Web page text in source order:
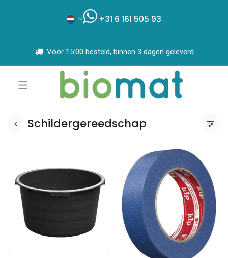
+31 6 161 505 93
Vóór 15:00 besteld, binnen 3 dagen geleverd.
Schildergereedschap